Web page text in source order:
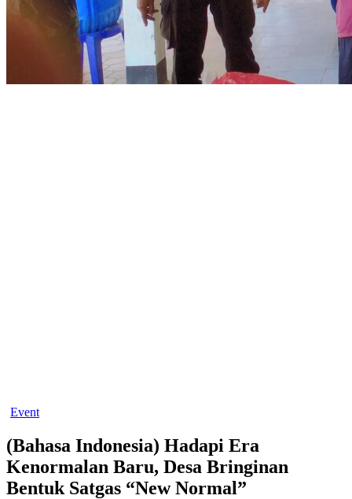
Event
(Bahasa Indonesia) Hadapi Era
Kenormalan Baru, Desa Bringinan
Bentuk Satgas “New Normal”